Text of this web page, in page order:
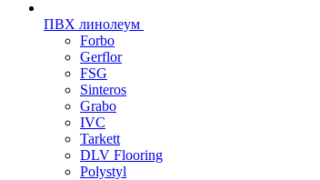
ПВХ линолеум
Forbo
Gerflor
FSG
Sinteros
Grabo
IVC
Tarkett
DLV Flooring
Polystyl